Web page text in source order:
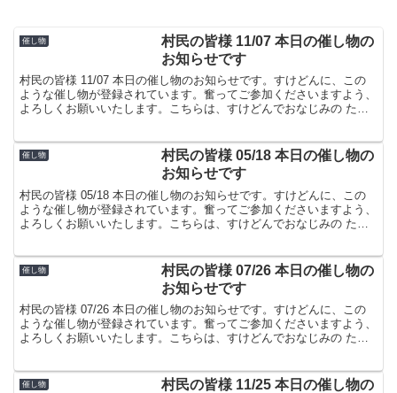
催し物
村民の皆様 11/07 本日の催し物の
お知らせです
村民の皆様 11/07 本日の催し物のお知らせです。すけどんに、この
ような催し物が登録されています。奮ってご参加くださいますよう、
よろしくお願いいたします。こちらは、すけどんでおなじみの たま
催し物
村民の皆様 05/18 本日の催し物の
お知らせです
村民の皆様 05/18 本日の催し物のお知らせです。すけどんに、この
ような催し物が登録されています。奮ってご参加くださいますよう、
よろしくお願いいたします。こちらは、すけどんでおなじみの たま
催し物
村民の皆様 07/26 本日の催し物の
お知らせです
村民の皆様 07/26 本日の催し物のお知らせです。すけどんに、この
ような催し物が登録されています。奮ってご参加くださいますよう、
よろしくお願いいたします。こちらは、すけどんでおなじみの たま
催し物
村民の皆様 11/25 本日の催し物の